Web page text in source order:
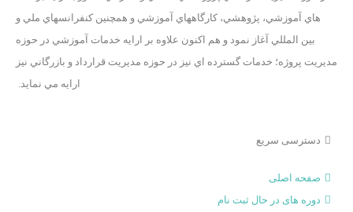
هاي آموزشي، پژوهشي، کارگاه­هاي آموزشي و همچنين کنفرانس­هاي ملي و
بين­ المللي آغاز نمود و هم اکنون علاوه بر ارايه خدمات آموزشي در حوزه
مديريت پروژه؛ خدمات گسترده اي نيز در حوزه مديريت قرارداد و بازرگاني نيز
ارايه مي­ نمايد.
دسترسی سریع
صفحه اصلی
دوره های در حال ثبت نام